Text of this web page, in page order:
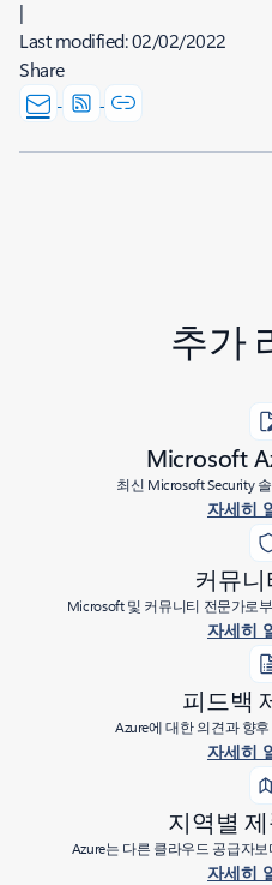
|
Last modified:02/02/2022
Share
추가
Microsoft
최신 Microsoft Security
자세히
커뮤니
Microsoft 및 커뮤니티 전문가로
자세히
피드백
Azure에 대한 의견과 향
자세히
지역별
Azure는 다른 클라우드 공급자
자세히